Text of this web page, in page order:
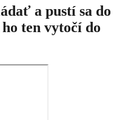
a pustí sa do
ten vytočí do